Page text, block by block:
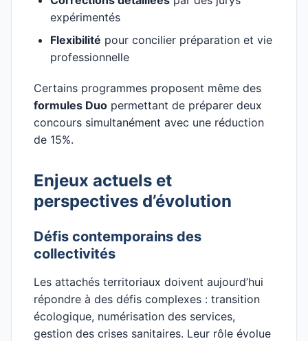
expérimentés
Flexibilité pour concilier préparation et vie
professionnelle
Certains programmes proposent même des
formules Duo permettant de préparer deux
concours simultanément avec une réduction
de 15%.
Enjeux actuels et
perspectives d’évolution
Défis contemporains des
collectivités
Les attachés territoriaux doivent aujourd’hui
répondre à des défis complexes : transition
écologique, numérisation des services,
gestion des crises sanitaires. Leur rôle évolue